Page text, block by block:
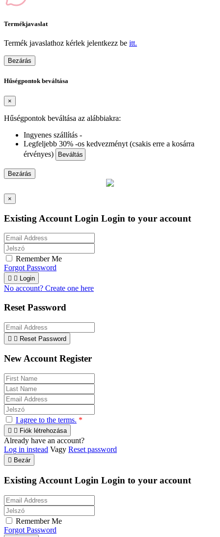
Termékjavaslat
Termék javaslathoz kérlek jelentkezz be itt.
Bezárás
Hűségpontok beváltása
×
Hűségpontok beváltása az alábbiakra:
Ingyenes szállítás -
Legfeljebb 30% -os kedvezményt (csakis erre a kosárra
érvényes)
Beváltás
Bezárás
×
Existing Account Login Login to your account
Remember Me
Forgot Password
  Login
No account? Create one here
Reset Password
  Reset Password
New Account Register
I agree to the terms. *
  Fiók létrehozása
Already have an account?
Log in instead Vagy Reset password
 Bezár
Existing Account Login Login to your account
Remember Me
Forgot Password